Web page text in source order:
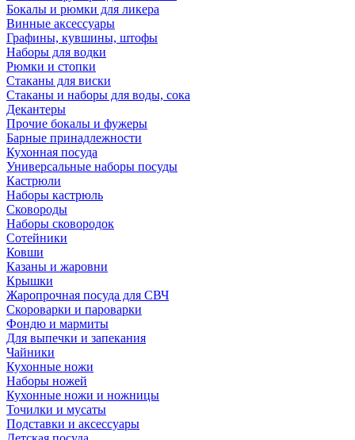
Бокалы и рюмки для ликера
Винные аксессуары
Графины, кувшины, штофы
Наборы для водки
Рюмки и стопки
Стаканы для виски
Стаканы и наборы для воды, сока
Декантеры
Прочие бокалы и фужеры
Барные принадлежности
Кухонная посуда
Универсальные наборы посуды
Кастрюли
Наборы кастрюль
Сковороды
Наборы сковородок
Сотейники
Ковши
Казаны и жаровни
Крышки
Жаропрочная посуда для СВЧ
Скороварки и пароварки
Фондю и мармиты
Для выпечки и запекания
Чайники
Кухонные ножи
Наборы ножей
Кухонные ножи и ножницы
Точилки и мусаты
Подставки и аксессуары